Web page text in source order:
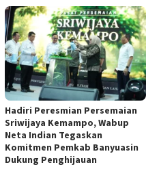
Hadiri Peresmian Persemaian
Sriwijaya Kemampo, Wabup
Neta Indian Tegaskan
Komitmen Pemkab Banyuasin
Dukung Penghijauan